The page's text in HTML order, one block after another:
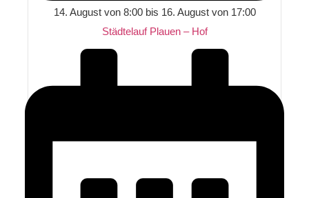
14. August von 8:00bis 16. August von 17:00
Städtelauf Plauen – Hof